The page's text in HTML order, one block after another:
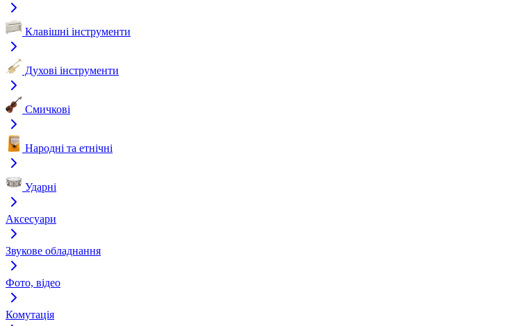
Клавішні інструменти
Духові інструменти
Смичкові
Народні та етнічні
Ударні
Аксесуари
Звукове обладнання
Фото, відео
Комутація